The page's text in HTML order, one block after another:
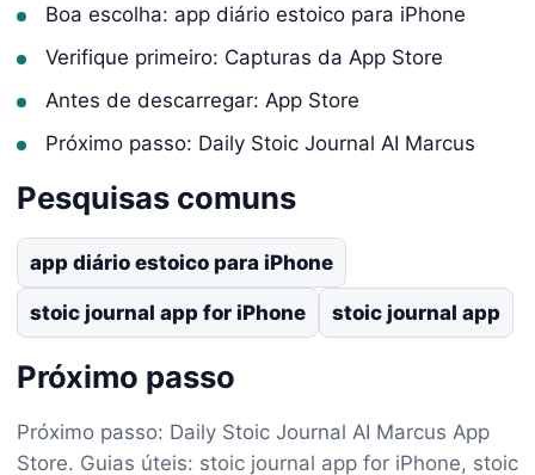
Boa escolha: app diário estoico para iPhone
Verifique primeiro: Capturas da App Store
Antes de descarregar: App Store
Próximo passo: Daily Stoic Journal AI Marcus
Pesquisas comuns
app diário estoico para iPhone
stoic journal app for iPhone stoic journal app
Próximo passo
Próximo passo: Daily Stoic Journal AI Marcus App
Store. Guias úteis: stoic journal app for iPhone, stoic